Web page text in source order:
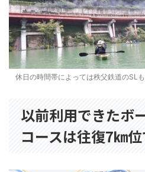
休日の時間帯によっては秩父鉄道のSL
以前利用できたボ
コースは往復7㎞位